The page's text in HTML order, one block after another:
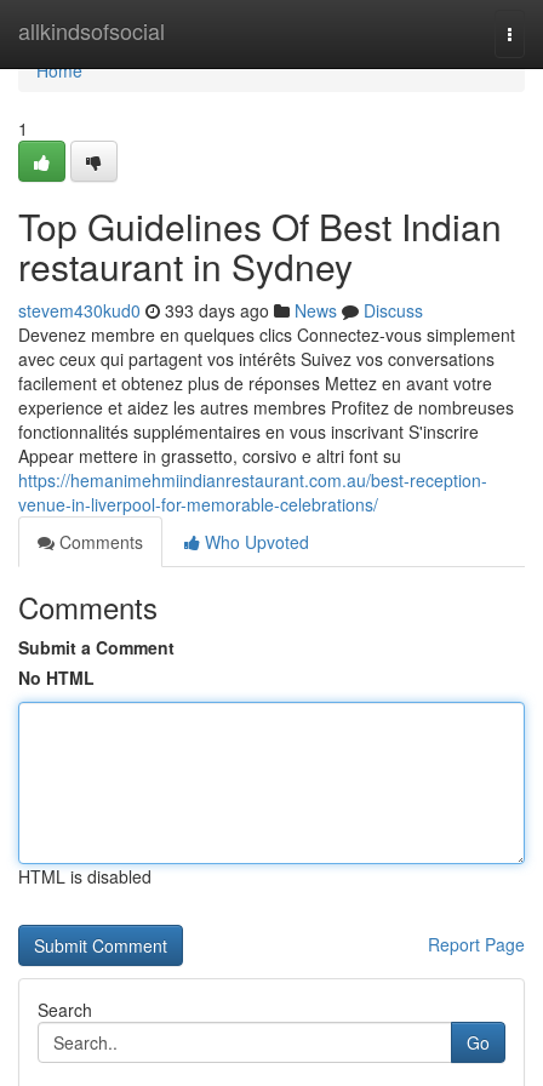
allkindsofsocial
Home
Home
1
Top Guidelines Of Best Indian
restaurant in Sydney
stevem430kud0 393 days ago News
Discuss
Devenez membre en quelques clics Connectez-vous simplement
avec ceux qui partagent vos intérêts Suivez vos conversations
facilement et obtenez plus de réponses Mettez en avant votre
experience et aidez les autres membres Profitez de nombreuses
fonctionnalités supplémentaires en vous inscrivant S'inscrire
Appear mettere in grassetto, corsivo e altri font su
https://hemanimehmiindianrestaurant.com.au/best-reception-
venue-in-liverpool-for-memorable-celebrations/
Comments
Who Upvoted
Comments
Submit a Comment
No HTML
HTML is disabled
Report Page
Search
Go